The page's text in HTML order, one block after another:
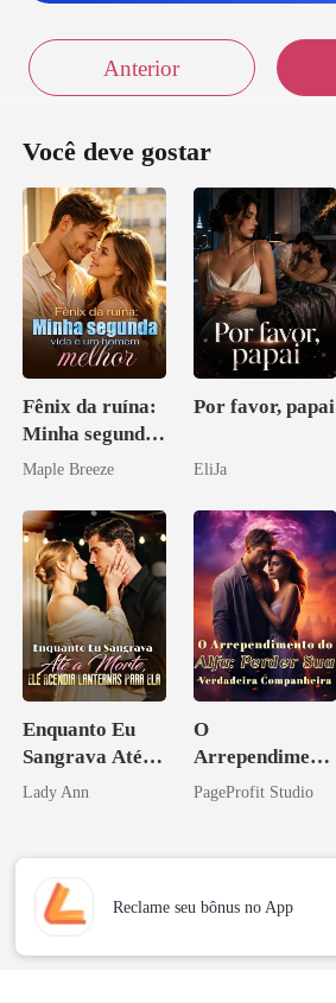
Anterior
Você deve gostar
Fênix da ruína:
Minha segunda
vida e um
Maple Breeze
Por favor, papai
EliJa
Enquanto Eu
Sangrava Até a
Morte, Ele
Ela
Lady Ann
O
Arrependiment
o do Alfa:
Companheira
PageProfit Studio
Reclame seu bônus no App